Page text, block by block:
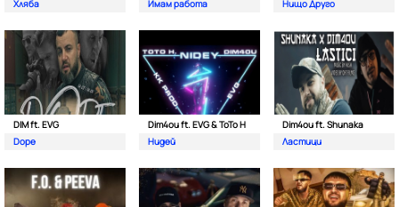
Хляба
Имам работа
Нищо Друго
DIM ft. EVG
Dope
Dim4ou ft. EVG & ToTo H
Нидей
Dim4ou ft. Shunaka
Ластици